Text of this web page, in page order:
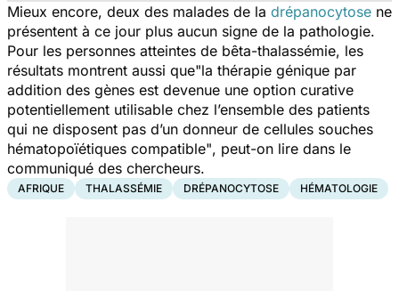
Mieux encore, deux des malades de la drépanocytose ne
présentent à ce jour plus aucun signe de la pathologie.
Pour les personnes atteintes de bêta-thalassémie, les
résultats montrent aussi que"la thérapie génique par
addition des gènes est devenue une option curative
potentiellement utilisable chez l’ensemble des patients
qui ne disposent pas d’un donneur de cellules souches
hématopoïétiques compatible", peut-on lire dans le
communiqué des chercheurs.
AFRIQUE THALASSÉMIE DRÉPANOCYTOSE HÉMATOLOGIE